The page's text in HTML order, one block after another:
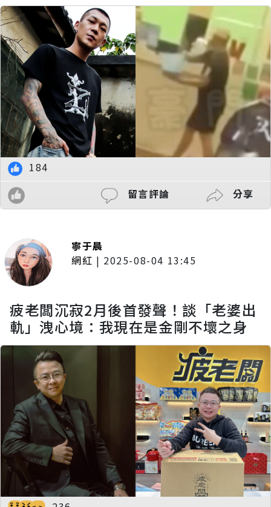
184
留言評論
分享
寧于晨
網紅 | 2025-08-04 13:45
疲老闆沉寂2月後首發聲！談「老婆出
軌」洩心境：我現在是金剛不壞之身